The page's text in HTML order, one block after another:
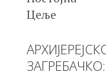
Цеље
ЗАГРЕБАЧКО: